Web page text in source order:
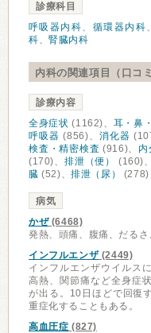
診療科目
呼吸器内科、 循環器内科、
科、腎臓内科
内科の関連項目（口コ
診療内容
全身症状 (1162)、 耳・鼻
呼吸器 (856)、 消化器
検査・精密検査 (916)、 内
(170)、排泄（便） (160)、
臓 (52)、排泄（尿） (278)
病気
かぜ(6468)
発熱、頭痛、腹痛、だる
インフルエンザ(2449)
インフルエンザウイルス
高熱、関節痛など全身症
が出る。10日ほどで回復
重症化することもある。
高血圧症 (827)